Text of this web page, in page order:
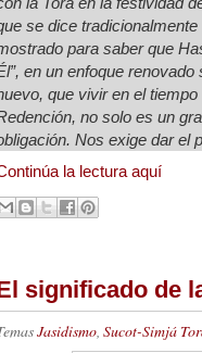
se dice
para saber que
en un enfoque
que vivir en el
no solo es un
Nos exige dar el
la lectura aquí
significado de
Jasidismo, Sucot-Simjá